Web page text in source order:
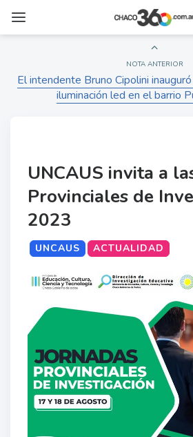
NOTA ANTERIOR
El intendente Bruno Cipolini
iluminación led en el barrio
UNCAUS invita a
Provinciales de
2023
UNCAUS ACTUALIDAD